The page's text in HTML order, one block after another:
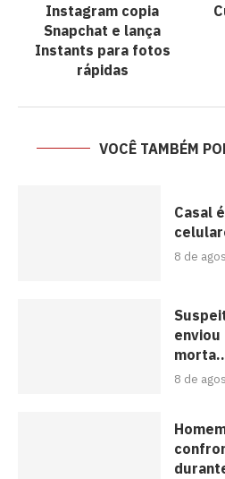
Instagram copia
Snapchat e lança
Instants para fotos
rápidas
VOCÊ TAMBÉM
Casal
8 de
8 de